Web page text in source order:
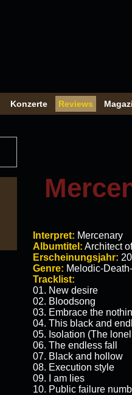
Konzerte Reviews
Interpret: Mercenary
Albumtitel: Architect
Erscheinungsjahr:
Genre: Melodic-
Tracklist:
01. New desire
02. Bloodsong
03. Embrace the
04. This black and
05. Isolation (The
06. The endless fall
07. Black and hollow
08. Execution style
09. I am lies
10. Public failure